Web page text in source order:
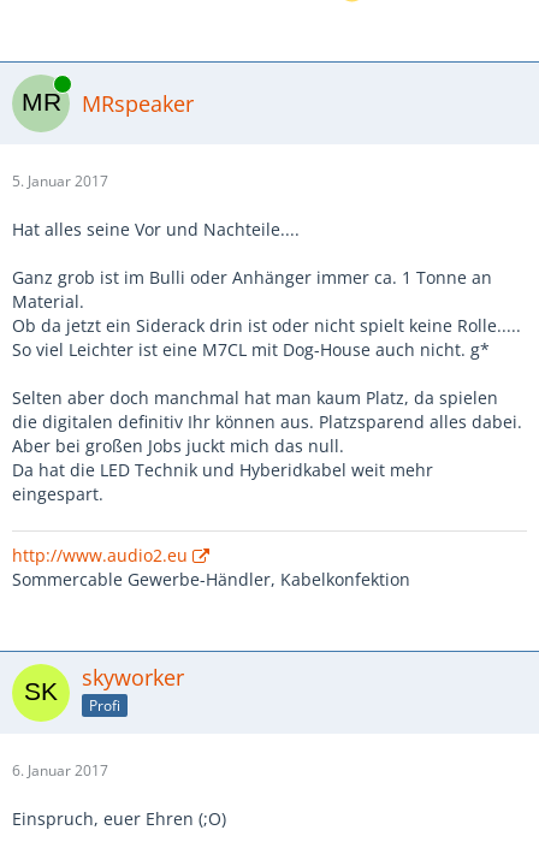
Online
MRspeaker
5. Januar 2017
Hat alles seine Vor und Nachteile....
Ganz grob ist im Bulli oder Anhänger immer ca. 1 Tonne an
Material.
Ob da jetzt ein Siderack drin ist oder nicht spielt keine Rolle.....
So viel Leichter ist eine M7CL mit Dog-House auch nicht. g*
Selten aber doch manchmal hat man kaum Platz, da spielen
die digitalen definitiv Ihr können aus. Platzsparend alles dabei.
Aber bei großen Jobs juckt mich das null.
Da hat die LED Technik und Hyberidkabel weit mehr
eingespart.
http://www.audio2.eu
Sommercable Gewerbe-Händler, Kabelkonfektion
skyworker
Profi
6. Januar 2017
Einspruch, euer Ehren (;O)